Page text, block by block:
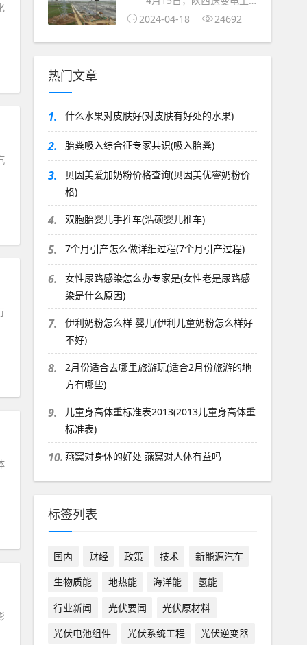
试运行奠定坚实基础
行复勘！
程有限公司银东运检站结合往
2024-04-18 24692
热门文章
1. 什么水果对皮肤好(对皮肤有好处的水果)
2. 胎粪吸入综合征专家共识(吸入胎粪)
3.
贝因美爱加奶粉价格查询(贝因美优睿奶粉价
格)
4. 双胞胎婴儿手推车(浩硕婴儿推车)
5. 7个月引产怎么做详细过程(7个月引产过程)
6.
女性尿路感染怎么办专家是(女性老是尿路感
染是什么原因)
7.
伊利奶粉怎么样 婴儿(伊利儿童奶粉怎么样好
不好)
8.
2月份适合去哪里旅游玩(适合2月份旅游的地
方有哪些)
9.
儿童身高体重标准表2013(2013儿童身高体重
标准表)
10. 燕窝对身体的好处 燕窝对人体有益吗
标签列表
国内 财经 政策 技术
新能源汽车
生物质能
地热能 海洋能
氢能
行业新闻
光伏要闻
光伏原材料
光伏电池组件
光伏系统工程
光伏逆变器